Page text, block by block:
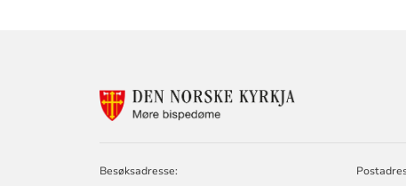
Besøksadresse: